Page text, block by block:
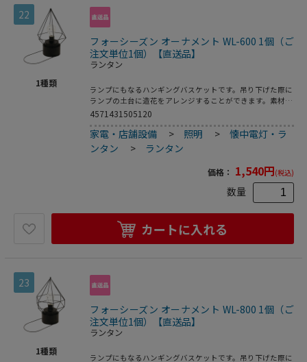
また、本製品は防じん防滴構造ではありません。雨天での使
用はしないでください。●つり下げフックは上に引き伸ば
し、自由に回転させて使用できます。●LEDライトは、4段
階で明るさを調節できます。スイッチを押すたびに、「白色
（強）」→「白色（弱）」→「暖色（強）」→「暖色
（弱）」→「切」に切り替わります。●梱包サイ
22
1種類
フォーシーズン オーナメント WL-600 1個（ご
注文単位1個）【直送品】
ランタン
ランプにもなるハンギングバスケットです。吊り下げた際に
ランプの土台に造花をアレンジすることができます。素材の
性質上、水濡れ、稀に強く擦ると色移り、色落ちする場合が
4571431505120
家電・店舗設備 > 照明 >懐中電灯・ラ
ンタン
> ランタン
価格： 1,540円(税込)
数量
カートに入れる
23
1種類
フォーシーズン オーナメント WL-800 1個（ご
注文単位1個）【直送品】
ランタン
ランプにもなるハンギングバスケットです。吊り下げた際に